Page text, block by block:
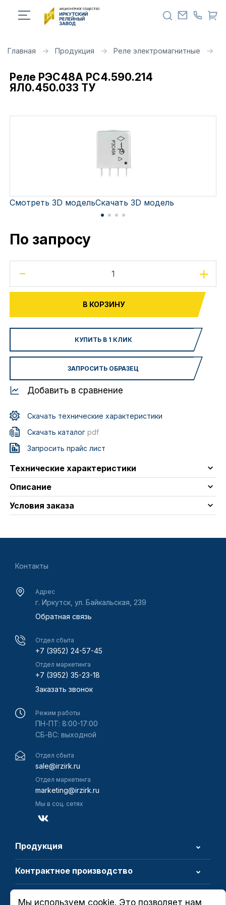
Главная Продукция Реле электромагнитные
Реле РЭС48А РС4.590.214
ЯЛ0.450.033 ТУ
Смотреть 3D модельСкачать 3D модель
По запросу
- +
В КОРЗИНУ
КУПИТЬ В 1 КЛИК
ЗАПРОСИТЬ ОБРАЗЕЦ
Добавить в сравнение
Скачать технические характеристики
Скачать каталогpdf
Запросить прайс лист
Технические характеристики
Описание
Условия заказа
Контакты
Адрес
г. Иркутск, ул. Байкальская, 239
Обратная связь
Отдел сбыта
+7 (3952) 24-57-45
Отдел маркетинга
+7 (3952) 35-23-18
Заказать звонок
Режим работы
ПН-ПТ: 8:00-17:00
СБ-ВС: выходной
Отдел сбыта
sale@irzirk.ru
Отдел маркетинга
marketing@irzirk.ru
Мы в соц. сетях
Продукция
Контрактное производство
Мы используем cookie. Это позволяет нам